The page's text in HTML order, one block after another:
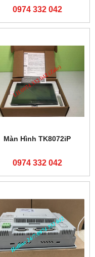
0974 332 042
Màn Hình TK8072iP
0974 332 042